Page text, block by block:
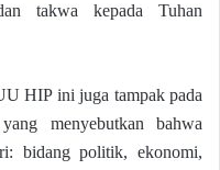
takwa kepada Tuhan
HIP ini juga tampak pada
menyebutkan bahwa
bidang politik, ekonomi,